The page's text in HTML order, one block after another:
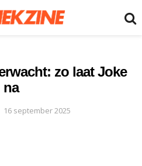
zo laat Joke
na
16 september 2025